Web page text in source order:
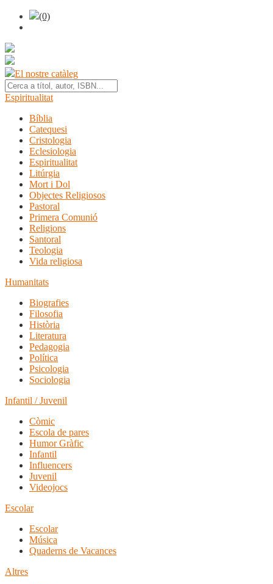
(0)
El nostre catàleg
Espiritualitat
Bíblia
Catequesi
Cristologia
Eclesiologia
Espiritualitat
Litúrgia
Mort i Dol
Objectes Religiosos
Pastoral
Primera Comunió
Religions
Santoral
Teologia
Vida religiosa
Humanitats
Biografies
Filosofia
Història
Literatura
Pedagogia
Política
Psicologia
Sociologia
Infantil / Juvenil
Còmic
Escola de pares
Humor Gràfic
Infantil
Influencers
Juvenil
Videojocs
Escolar
Escolar
Música
Quaderns de Vacances
Altres